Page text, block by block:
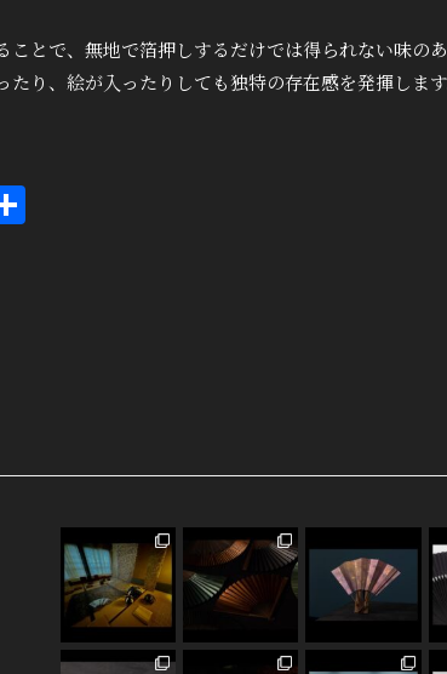
ことで、無地で箔押しするだけでは得られない味の
たり、絵が入ったりしても独特の存在感を発揮します